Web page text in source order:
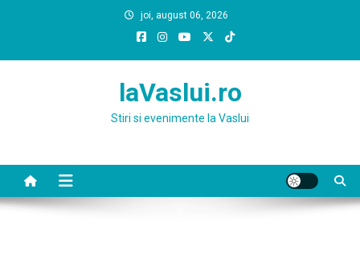
joi, august 06, 2026
laVaslui.ro
Stiri si evenimente la Vaslui